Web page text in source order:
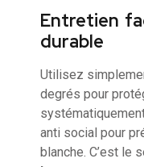
Entretien
durable
Utilisez
degrés pour
anti social pour
blanche. C’est le